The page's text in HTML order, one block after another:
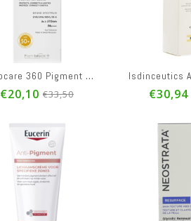
Heliocare 360 Pigment Solution Fluid Ip50+ Fl 50ml
€20,10 €33,50 €30,94